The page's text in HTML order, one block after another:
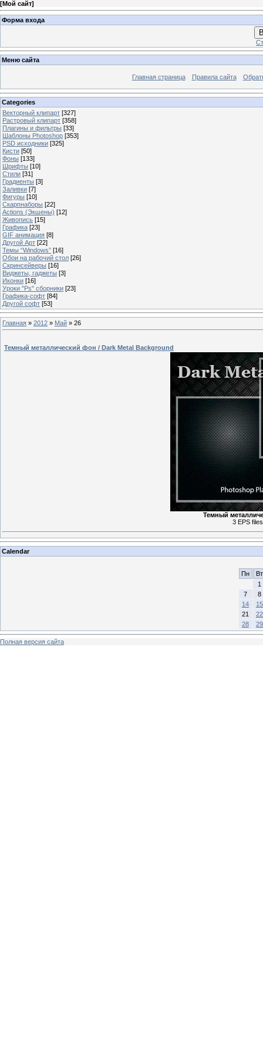
[Мой сайт]
Форма входа
Меню сайта
Главная страница Правила сайта
Categories
Векторный клипарт [327]
Растровый клипарт [358]
Плагины и фильтры [33]
Шаблоны Photoshop [353]
PSD исходники [325]
Кисти [50]
Фоны [133]
Шрифты [10]
Стили [31]
Градиенты [3]
Заливки [7]
Фигуры [10]
Скарпнаборы [22]
Actions (Экшены) [12]
Живопись [15]
Графика [23]
GIF анимация [8]
Другой Арт [22]
Темы “Windows” [16]
Обои на рабочий стол [26]
Скринсейверы [16]
Виджеты, гаджеты [3]
Иконки [16]
Уроки "Ps" сборники [23]
Графика-софт [84]
Другой софт [53]
Главная » 2012 » Май » 26
Темный металлический фон / Dark Metal Background
Темный
3 EPS
Calendar
Пн
Вт
1
7
8
14
15
21
22
28
29
Полная версия сайта